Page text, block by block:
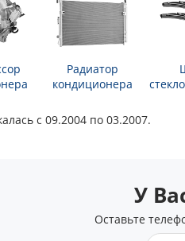
Радиатор
кондиционера
с 09.2004 по 03.2007.
У
Оставьте